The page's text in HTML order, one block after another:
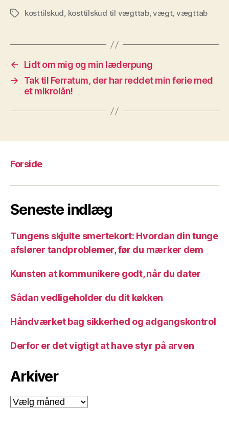
Tagskosttilskud, kosttilskud til vægttab,vægt, vægttab
←
Lidt om mig og min læderpung
→
Tak til Ferratum, der har reddet min ferie med
et mikrolån!
Forside
Seneste indlæg
Tungens skjulte smertekort: Hvordan din tunge
afslører tandproblemer, før du mærker dem
Kunsten at kommunikere godt, når du dater
Sådan vedligeholder du dit køkken
Håndværket bag sikkerhed og adgangskontrol
Derfor er det vigtigt at have styr på arven
Arkiver
Arkiver